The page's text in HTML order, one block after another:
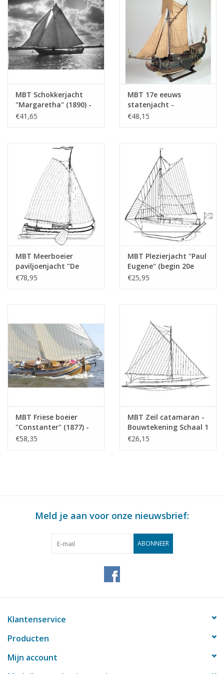
MBT Schokkerjacht
"Margaretha" (1890) -
Bouwtekening Schaal 1
€41,65
MBT 17e eeuws
statenjacht -
Bouwtekening Schaal 1
€48,15
MBT Meerboeier
paviljoenjacht "De
Waakzaamheid" (1832)
€78,95
MBT Plezierjacht "Paul
Eugene" (begin 20e
eeuw) - Bouwtekening
€25,95
MBT Friese boeier
"Constanter" (1877) -
Bouwtekening Schaal 1
€58,35
MBT Zeil catamaran -
Bouwtekening Schaal 1
: 20 (10.06.013)
€26,15
Meld je aan voor onze nieuwsbrief:
ABONNEER
Klantenservice
Producten
Mijn account